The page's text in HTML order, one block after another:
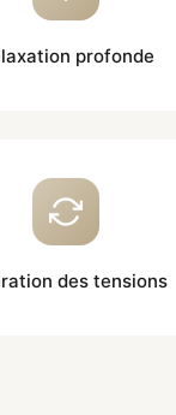
profonde
des tensions